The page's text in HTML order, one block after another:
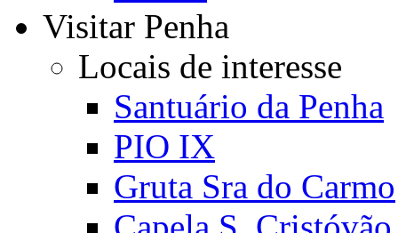
Visitar Penha
Locais de interesse
Santuário da Penha
PIO IX
Gruta Sra do Carmo